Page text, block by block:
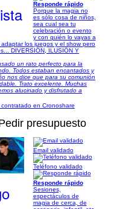
Responde rápido
Porque la magia no
es sólo cosa de niños,
sea cual sea tu
celebración o evento
y con quién lo vayas a
los juegos y el show pero
DIVERSIÓN, ILUSIÓN Y
un rato perfecto para la
Todos estaban encantados y
nos dice que para su comunión
Trato excelente. Muchas
alucinado y disfrutado a
contratado en Cronoshare
presupuesto
Email validado
Teléfono validado
Responde rápido
Sesiones,
espectáculos de
magia de cerca, de